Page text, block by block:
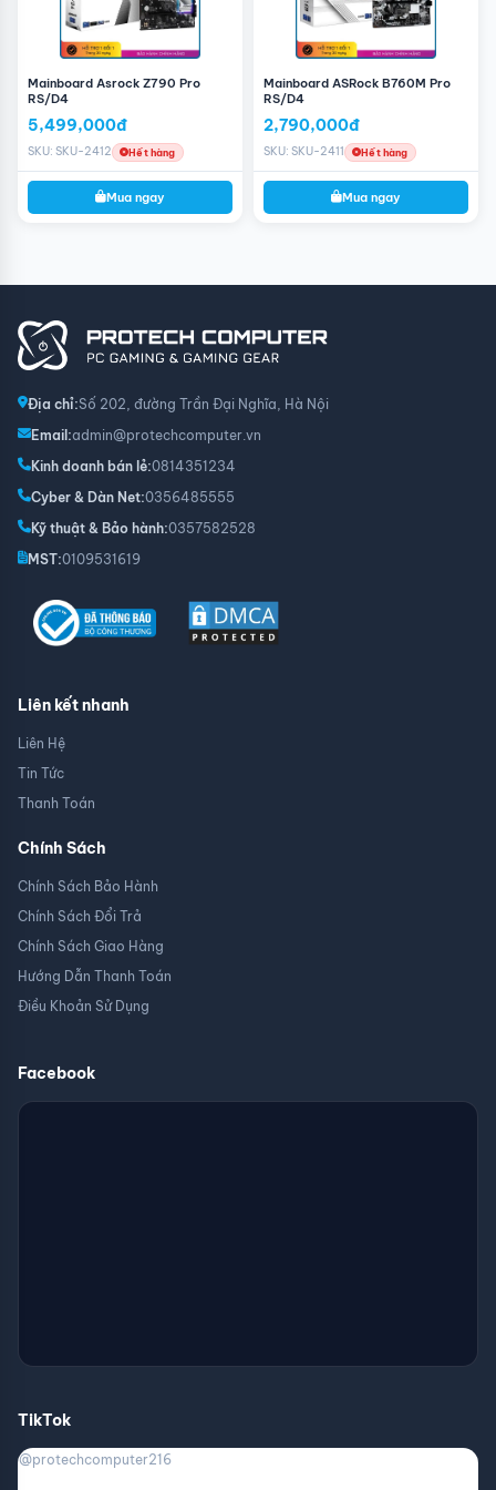
cho âm thanh sống động, chân thật đến từng chi tiết
tăng tính trải nghiệm của người dùng. Ngoài ra, bo mạch
chủ còn trang bị những đầu kết nối USB với phần light
nổi bật. Người dùng có thể kết nối các thiết bị tăng tốc
cho quá trình sử dụng khi tốc độ USB lên đến 20Gb/s
qua cổng USB Type-C ở mặt sau.
Mainboard Asrock Z790 Pro
RS/D4
5,499,000đ
SKU: SKU-2412 Hết hàng
Mua ngay
Mainboard ASRock B760M Pro
RS/D4
2,790,000đ
SKU: SKU-2411 Hết hàng
Mua ngay
Địa chỉ:Số 202, đường Trần Đại Nghĩa, Hà Nội
Email:admin@protechcomputer.vn
Kinh doanh bán lẻ:0814351234
Cyber & Dàn Net:0356485555
Kỹ thuật & Bảo hành:0357582528
MST:0109531619
Liên kết nhanh
Liên Hệ
Tin Tức
Thanh Toán
Chính Sách
Chính Sách Bảo Hành
Chính Sách Đổi Trả
Chính Sách Giao Hàng
Hướng Dẫn Thanh Toán
Điều Khoản Sử Dụng
Facebook
TikTok
@protechcomputer216